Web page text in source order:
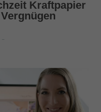
Kraftpapier